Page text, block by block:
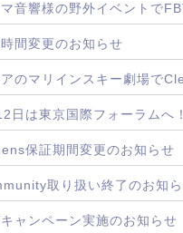
音響様の野外イベントで
間変更のお知らせ
アのマリインスキー劇場で
日は東京国際フォーラムへ
保証期間変更のお知らせ
取り扱い終了のお知
ャンペーン実施のお知らせ